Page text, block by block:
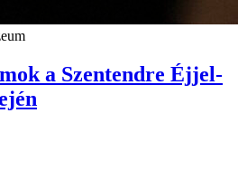
a Szentendre Éjjel-